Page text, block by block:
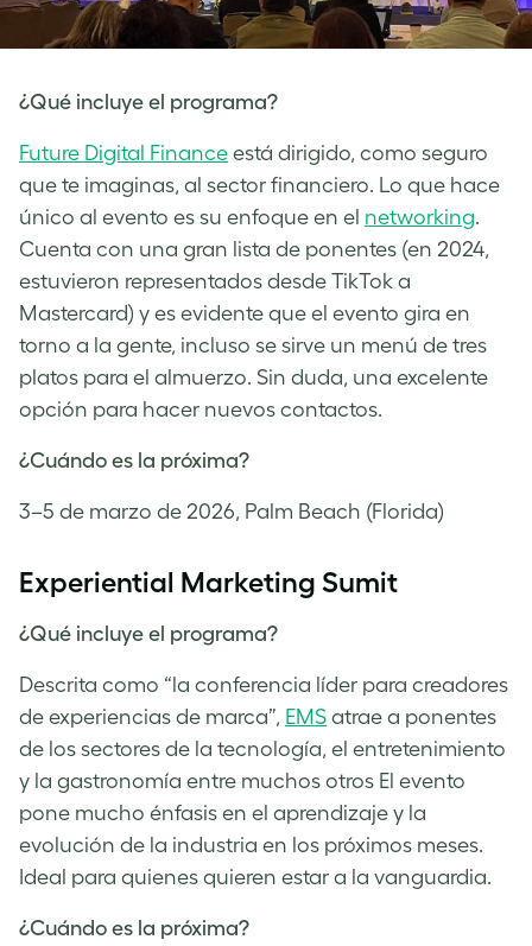
¿Qué incluye el programa?
Future Digital Finance está dirigido, como seguro
que te imaginas, al sector financiero. Lo que hace
único al evento es su enfoque en el networking.
Cuenta con una gran lista de ponentes (en 2024,
estuvieron representados desde TikTok a
Mastercard) y es evidente que el evento gira en
torno a la gente, incluso se sirve un menú de tres
platos para el almuerzo. Sin duda, una excelente
opción para hacer nuevos contactos.
¿Cuándo es la próxima?
3–5 de marzo de 2026, Palm Beach (Florida)
Experiential Marketing Sumit
¿Qué incluye el programa?
Descrita como “la conferencia líder para creadores
de experiencias de marca”, EMS atrae a ponentes
de los sectores de la tecnología, el entretenimiento
y la gastronomía entre muchos otros El evento
pone mucho énfasis en el aprendizaje y la
evolución de la industria en los próximos meses.
Ideal para quienes quieren estar a la vanguardia.
¿Cuándo es la próxima?